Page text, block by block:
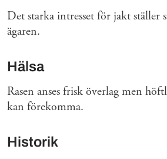
Det starka intresset för jakt ställer
ägaren.
Hälsa
Rasen anses frisk överlag men
kan förekomma.
Historik